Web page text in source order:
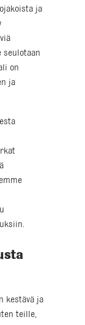
ja
seulotaan
on
ja
kestävä ja
teille,